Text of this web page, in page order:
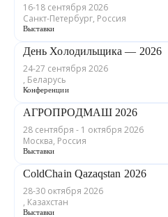
16-18 сентября 2026
Санкт-Петербург, Россия
Выставки
День Холодильщика — 2026
24-27 сентября 2026
, Беларусь
Конференции
АГРОПРОДМАШ 2026
28 сентября - 1 октября 2026
Москва, Россия
Выставки
ColdChain Qazaqstan 2026
28-30 октября 2026
, Казахстан
Выставки